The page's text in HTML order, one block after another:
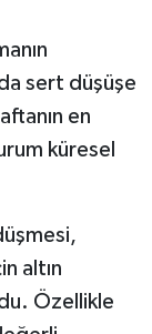
sert düşüşe
en
küresel
altın
Özellikle